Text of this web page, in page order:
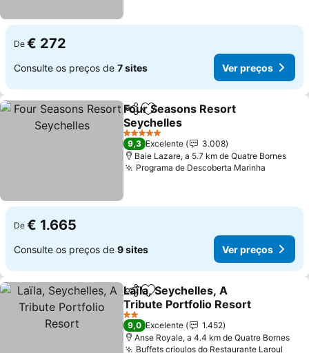
De € 272
Consulte os preços de 7 sites Ver preços
PartilharAdicionar aos favoritos
Four Seasons Resort
Seychelles
Ver preços
5 Estrelas
9,3 Excelente
3.008
Baie Lazare, a 5.7 km de Quatre Bornes
Programa de Descoberta Marinha
De € 1.665
Consulte os preços de 9 sites Ver preços
PartilharAdicionar aos favoritos
Laïla, Seychelles, A
Tribute Portfolio Resort
Ver preços
2 Estrelas
9,0 Excelente
1.452
Anse Royale, a 4.4 km de Quatre Bornes
Buffets crioulos do Restaurante Laroul